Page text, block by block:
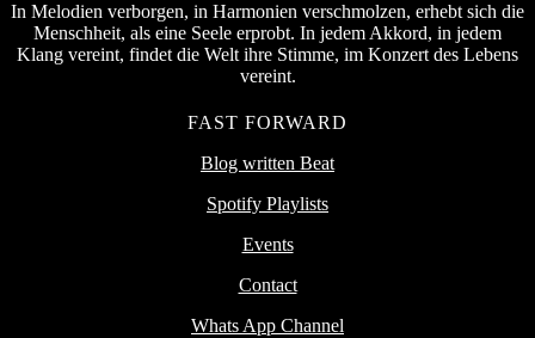
In Melodien verborgen, in Harmonien verschmolzen, erhebt sich die
Menschheit, als eine Seele erprobt. In jedem Akkord, in jedem
Klang vereint, findet die Welt ihre Stimme, im Konzert des Lebens
vereint.
FAST FORWARD
Blog written Beat
Spotify Playlists
Events
Contact
Whats App Channel